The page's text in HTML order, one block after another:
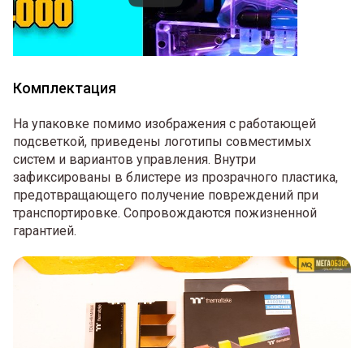
Комплектация
На упаковке помимо изображения с работающей
подсветкой, приведены логотипы совместимых
систем и вариантов управления. Внутри
зафиксированы в блистере из прозрачного пластика,
предотвращающего получение повреждений при
транспортировке. Сопровождаются пожизненной
гарантией.